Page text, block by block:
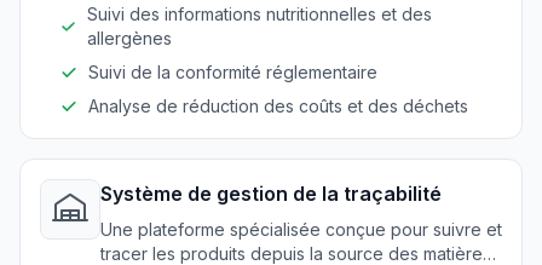
améliorer l'efficacité et garantir la conformité.
Suivi des informations nutritionnelles et des
allergènes
Suivi de la conformité réglementaire
Analyse de réduction des coûts et des déchets
Système de gestion de la traçabilité
Une plateforme spécialisée conçue pour suivre et
tracer les produits depuis la source des matières